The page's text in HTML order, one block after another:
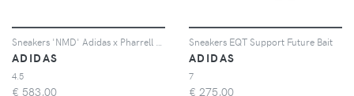
ADIDAS
4.5
€ 583,00
Sneakers EQT Support Future Bait
ADIDAS
7
€ 275,00